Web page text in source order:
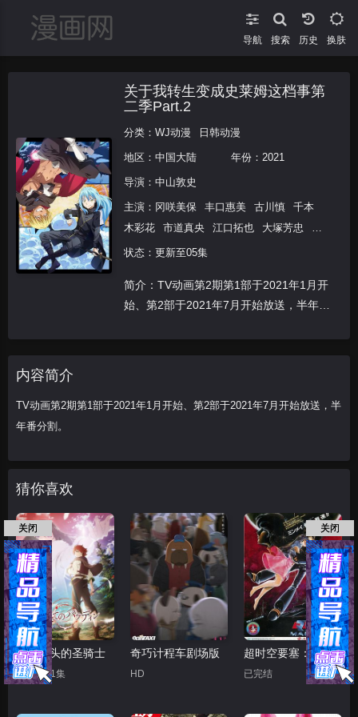
导航 搜索 换肤
关于我转生变成史莱姆这档事第
二季Part.2
分类： WJ动漫 日韩动漫
地区： 中国大陆 年份： 2021
导演： 中山敦史
主演： 冈咲美保 丰口惠美 古川慎
千本
木彩花
市道真央 江口拓也 大塚芳忠
山
本兼平
泊明日菜
夏树
石川由依 土师孝也 成田剑
细谷佳
正
滨田贤二 春野杏 中井和哉
沼仓爱
状态：更新至05集
简介：TV动画第2期第1部于2021年1月开
始、第2部于2021年7月开始放送，半年番
内容简介
TV动画第2期第1部于2021年1月开始、第2部于2021年7月开始放送，半
年番分割。
猜你喜欢
世界尽头的圣骑士
更新至11集
奇巧计程车剧场版
HD
超时空要塞：可曾记得爱
已完结
关闭 关闭